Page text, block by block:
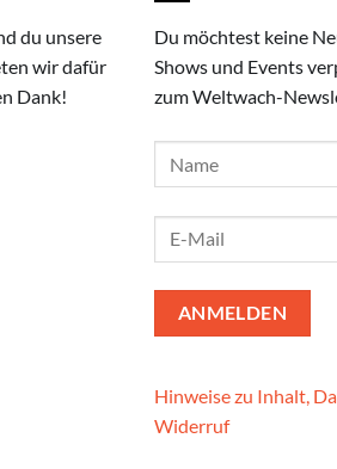
du unsere
wir dafür
Dank!
Du möchtest keine
Shows und Events
zum Weltwach-
Hinweise zu Inhalt,
Widerruf